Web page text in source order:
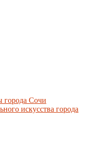
города Сочи
искусства города